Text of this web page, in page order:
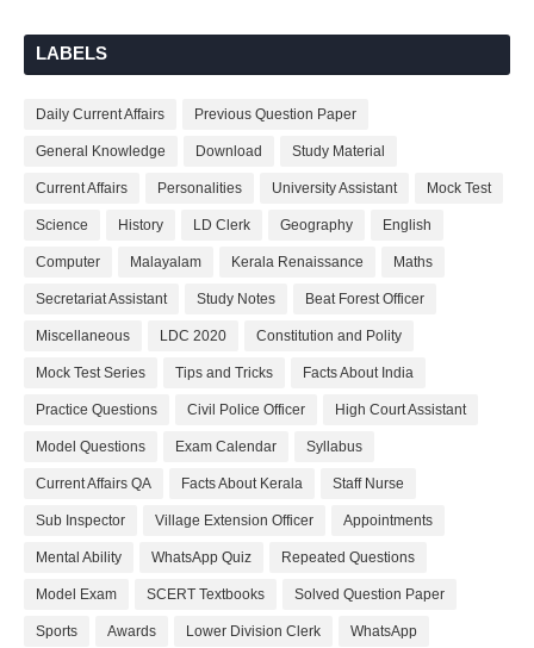
LABELS
Daily Current Affairs Previous Question Paper
General Knowledge Download Study Material
Current Affairs Personalities University Assistant Mock Test
Science History LD Clerk Geography English
Computer Malayalam Kerala Renaissance Maths
Secretariat Assistant Study Notes Beat Forest Officer
Miscellaneous LDC 2020 Constitution and Polity
Mock Test Series Tips and Tricks Facts About India
Practice Questions Civil Police Officer High Court Assistant
Model Questions Exam Calendar Syllabus
Current Affairs QA Facts About Kerala Staff Nurse
Sub Inspector Village Extension Officer Appointments
Mental Ability WhatsApp Quiz Repeated Questions
Model Exam SCERT Textbooks Solved Question Paper
Sports Awards Lower Division Clerk WhatsApp